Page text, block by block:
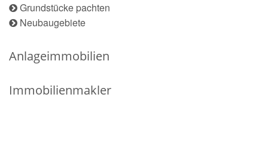
Grundstücke pachten
Neubaugebiete
Anlageimmobilien
Immobilienmakler